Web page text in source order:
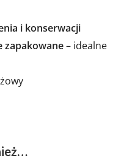
i konserwacji
zapakowane– idealne